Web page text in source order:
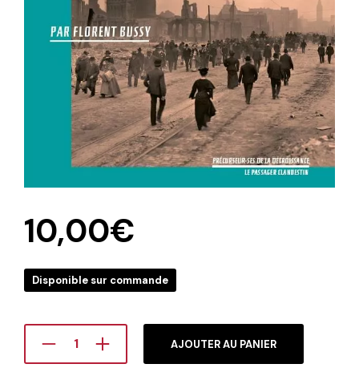
10,00€
Disponible sur commande
AJOUTER AU PANIER